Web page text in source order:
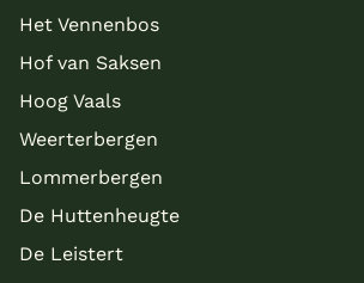
Het Vennenbos
Hof van Saksen
Hoog Vaals
Weerterbergen
Lommerbergen
De Huttenheugte
De Leistert